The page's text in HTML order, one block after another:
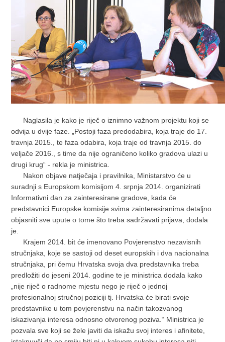
Naglasila je kako je riječ o iznimno važnom projektu koji se
odvija u dvije faze. „Postoji faza predodabira, koja traje do 17.
travnja 2015., te faza odabira, koja traje od travnja 2015. do
veljače 2016., s time da nije ograničeno koliko gradova ulazi u
drugi krug“ ˗ rekla je ministrica.
Nakon objave natječaja i pravilnika, Ministarstvo će u
suradnji s Europskom komisijom 4. srpnja 2014. organizirati
Informativni dan za zainteresirane gradove, kada će
predstavnici Europske komisije svima zainteresiranima detaljno
objasniti sve upute o tome što treba sadržavati prijava, dodala
je.
Krajem 2014. bit će imenovano Povjerenstvo nezavisnih
stručnjaka, koje se sastoji od deset europskih i dva nacionalna
stručnjaka, pri čemu Hrvatska svoja dva predstavnika treba
predložiti do jeseni 2014. godine te je ministrica dodala kako
„nije riječ o radnome mjestu nego je riječ o jednoj
profesionalnoj stručnoj poziciji tj. Hrvatska će birati svoje
predstavnike u tom povjerenstvu na način takozvanog
iskazivanja interesa odnosno otvorenog poziva.“ Ministrica je
pozvala sve koji se žele javiti da iskažu svoj interes i afinitete,